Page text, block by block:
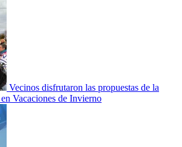
Vecinos disfrutaron las propuestas de la
Vacaciones de Invierno